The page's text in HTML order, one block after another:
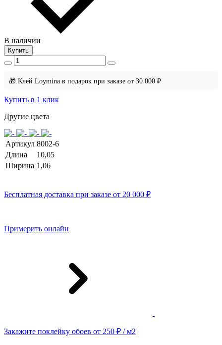
В наличии
Купить
🎁 Клей Loymina в подарок при заказе от 30 000 ₽
Купить в 1 клик
Другие цвета
Артикул 8002-6
Длина
10,05
Ширина 1,06
Бесплатная доставка при заказе от 20 000 ₽
Примерить онлайн
Закажите поклейку обоев от 250 ₽ / м2